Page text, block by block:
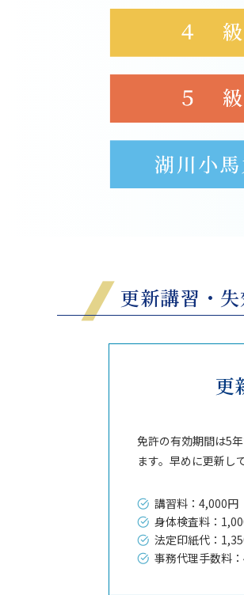
更新講習・
更
免許の有効期間は5
ます。早めに更新し
講習料：4,000円
身体検査料：
法定印紙代：
事務代理手数料